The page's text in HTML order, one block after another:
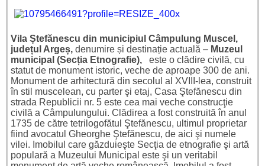
Vila Ștefănescu din municipiul Câmpulung Muscel,
județul Argeș, denumire și destinație actuală – Muzeul
municipal (Secția Etnografie), este o clădire civilă, cu
statut de monument istoric, veche de aproape 300 de ani.
Monument de arhitectură din secolul al XVIII-lea, construit
în stil muscelean, cu parter şi etaj, Casa Ştefănescu din
strada Republicii nr. 5 este cea mai veche construcţie
civilă a Câmpulungului. Clădirea a fost construită în anul
1735 de către tetrilogofătul Ştefănescu, ultimul proprietar
fiind avocatul Gheorghe Ştefănescu, de aici şi numele
vilei. Imobilul care găzduieşte Secţia de etnografie şi artă
populară a Muzeului Municipal este şi un veritabil